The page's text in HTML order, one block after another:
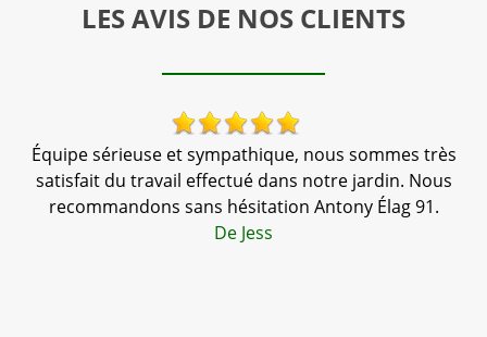
LES AVIS DE NOS CLIENTS
Équipe sérieuse et sympathique, nous sommes très
satisfait du travail effectué dans notre jardin. Nous
recommandons sans hésitation Antony Élag 91.
De Jess